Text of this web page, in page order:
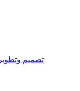
تصميم وتطوير